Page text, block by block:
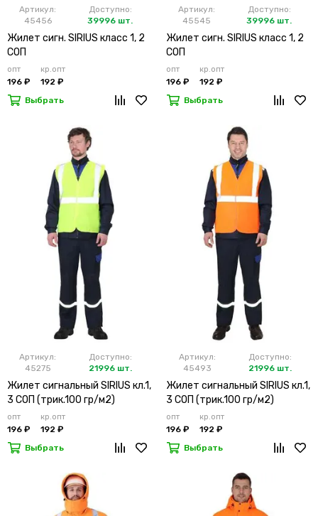
Артикул:
45456
Доступно:
39996 шт.
Жилет сигн. SIRIUS класс 1, 2
СОП
опт
196 ₽
кр.опт
192 ₽
Выбрать
Артикул:
45545
Доступно:
39996 шт.
Жилет сигн. SIRIUS класс 1, 2
СОП
опт
196 ₽
кр.опт
192 ₽
Выбрать
Артикул:
45275
Доступно:
21996 шт.
Жилет сигнальный SIRIUS кл.1,
3 СОП (трик.100 гр/м2)
лимонный
опт
196 ₽
кр.опт
192 ₽
Выбрать
Артикул:
45493
Доступно:
21996 шт.
Жилет сигнальный SIRIUS кл.1,
3 СОП (трик.100 гр/м2)
оранжевый
опт
196 ₽
кр.опт
192 ₽
Выбрать